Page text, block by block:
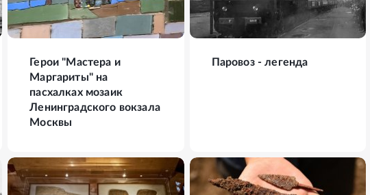
ФОТО
Герои "Мастера и
Маргариты" на
пасхалках мозаик
Ленинградского вокзала
Москвы
15ФОТО
Паровоз - легенда